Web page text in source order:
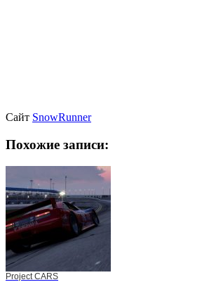
Сайт SnowRunner
Похожие записи:
Project CARS